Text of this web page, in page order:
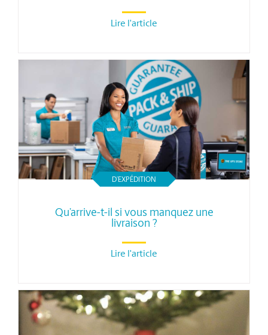
Lire l'article
D’EXPÉDITION
Qu’arrive-t-il si vous manquez une
livraison ?
Lire l'article